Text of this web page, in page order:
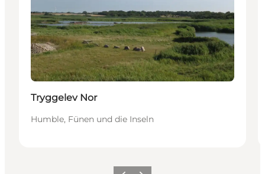
Tryggelev Nor
Humble, Fünen und die Inseln